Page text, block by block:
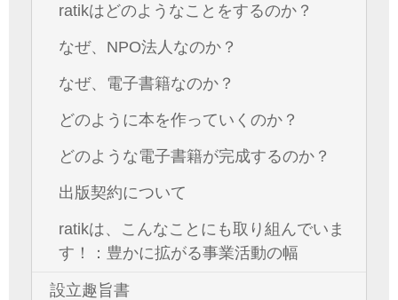
ratikはどのようなことをするのか？
なぜ、NPO法人なのか？
なぜ、電子書籍なのか？
どのように本を作っていくのか？
どのような電子書籍が完成するのか？
出版契約について
ratikは、こんなことにも取り組んでいま
す！：豊かに拡がる事業活動の幅
設立趣旨書